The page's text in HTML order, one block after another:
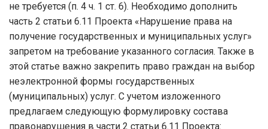
не требуется (п. 4 ч. 1 ст. 6). Необходимо дополнить
часть 2 статьи 6.11 Проекта «Нарушение права на
получение государственных и муниципальных услуг»
запретом на требование указанного согласия. Также в
этой статье важно закрепить право граждан на выбор
неэлектронной формы государственных
(муниципальных) услуг. С учетом изложенного
предлагаем следующую формулировку состава
правонарушения в части 2 статьи 6.11 Проекта: